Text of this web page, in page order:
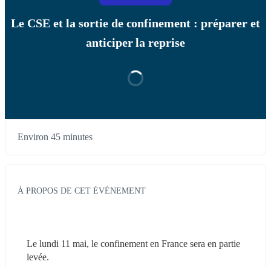
Le CSE et la sortie de confinement : préparer et
anticiper la reprise
Environ 45 minutes
À PROPOS DE CET ÉVÉNEMENT
Le lundi 11 mai, le confinement en France sera en partie
levée.